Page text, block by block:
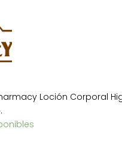
Loción Corporal